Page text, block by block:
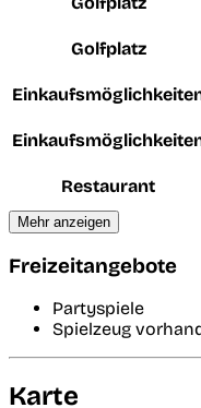
Golfplatz
Restaurant
Mehr anzeigen
Freizeitangebote
Partyspiele
Spielzeug
Karte